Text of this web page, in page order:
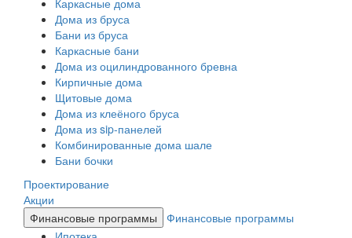
Дома из бруса
Бани из бруса
Каркасные бани
Дома из оцилиндрованного бревна
Кирпичные дома
Щитовые дома
Дома из клеёного бруса
Дома из sip-панелей
Комбинированные дома шале
Бани бочки
Проектирование
Акции
Финансовые программы
Финансовые программы